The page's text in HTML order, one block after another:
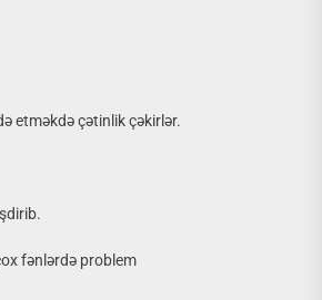
etməkdə çətinlik çəkirlər.
fənlərdə problem